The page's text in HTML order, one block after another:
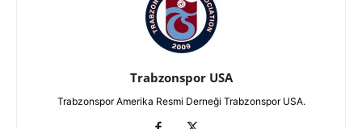
Trabzonspor USA
Trabzonspor Amerika Resmi Derneği Trabzonspor USA.